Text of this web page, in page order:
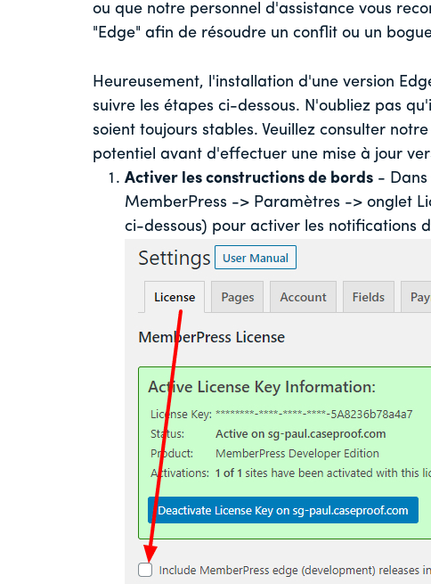
ou que notre personnel d'assistance vous
"Edge" afin de résoudre un conflit ou un
Heureusement, l'installation d'une version
suivre les étapes ci-dessous. N'oubliez pas
soient toujours stables. Veuillez consulter
potentiel avant d'effectuer une mise à jour
Activer les constructions de bords- Dans
MemberPress -> Paramètres -> onglet
ci-dessous) pour activer les notifications